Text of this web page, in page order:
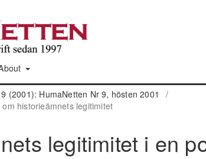
(2001): HumaNetten Nr 9, hösten 2001
/
historieämnets legitimitet
legitimitet i en